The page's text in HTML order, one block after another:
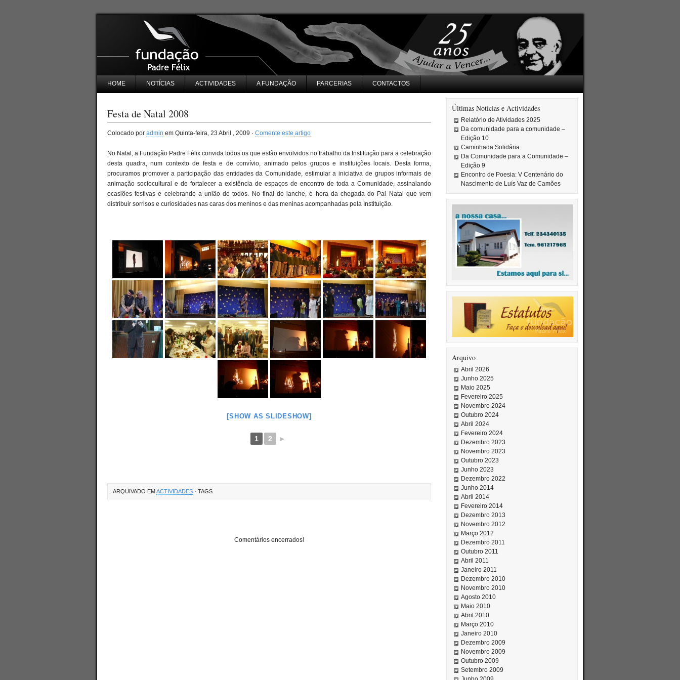
HOME NOTÍCIAS ACTIVIDADES A FUNDAÇÃO PARCERIAS CONTACTOS
Festa de Natal 2008
Colocado por admin em Quinta-feira, 23 Abril , 2009 · Comente este artigo
No Natal, a Fundação Padre Félix convida todos os que estão envolvidos no trabalho da Instituição para a celebração
desta quadra, num contexto de festa e de convívio, animado pelos grupos e instituições locais. Desta forma,
procuramos promover a participação das entidades da Comunidade, estimular a iniciativa de grupos informais de
animação sociocultural e de fortalecer a existência de espaços de encontro de toda a Comunidade, assinalando
ocasiões festivas e celebrando a união de todos. No final do lanche, é hora da chegada do Pai Natal que vem
distribuir sorrisos e curiosidades nas caras dos meninos e das meninas acompanhadas pela Instituição.
[SHOW AS SLIDESHOW]
1 2 ►
ARQUIVADO EMACTIVIDADES · TAGS
Comentários encerrados!
Últimas Notícias e Actividades
Relatório de Atividades 2025
Da comunidade para a comunidade –
Edição 10
Caminhada Solidária
Da Comunidade para a Comunidade –
Edição 9
Encontro de Poesia: V Centenário do
Nascimento de Luís Vaz de Camões
Arquivo
Abril 2026
Junho 2025
Maio 2025
Fevereiro 2025
Novembro 2024
Outubro 2024
Abril 2024
Fevereiro 2024
Dezembro 2023
Novembro 2023
Outubro 2023
Junho 2023
Dezembro 2022
Junho 2014
Abril 2014
Fevereiro 2014
Dezembro 2013
Novembro 2012
Março 2012
Dezembro 2011
Outubro 2011
Abril 2011
Janeiro 2011
Dezembro 2010
Novembro 2010
Agosto 2010
Maio 2010
Abril 2010
Março 2010
Janeiro 2010
Dezembro 2009
Novembro 2009
Outubro 2009
Setembro 2009